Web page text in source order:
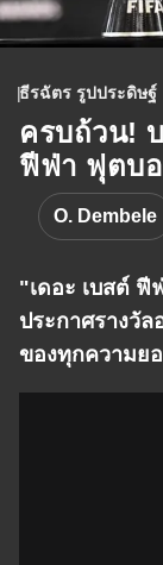
ธีรฉัตร รูปประดิษฐ์
ครบถ้วน!
ฟีฟ่า ฟุตบอ
O. Dembele
"เดอะ เบสต์
ประกาศรางวั
ของทุกความย